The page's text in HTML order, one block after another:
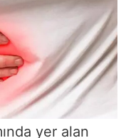
yer alan